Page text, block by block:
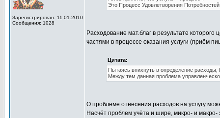
Зарегистрирован: 11.01.2010
Сообщения: 1028
Это Процесс Удовлетворения
Расходование мат.благ в результате
частями в процессе оказания услуги (приём
Цитата:
Пытаясь впихнуть в определение расходы,
Между тем данная проблема
О проблеме отнесения расходов на услугу
Насчёт проблем учёта и шире, микро- и